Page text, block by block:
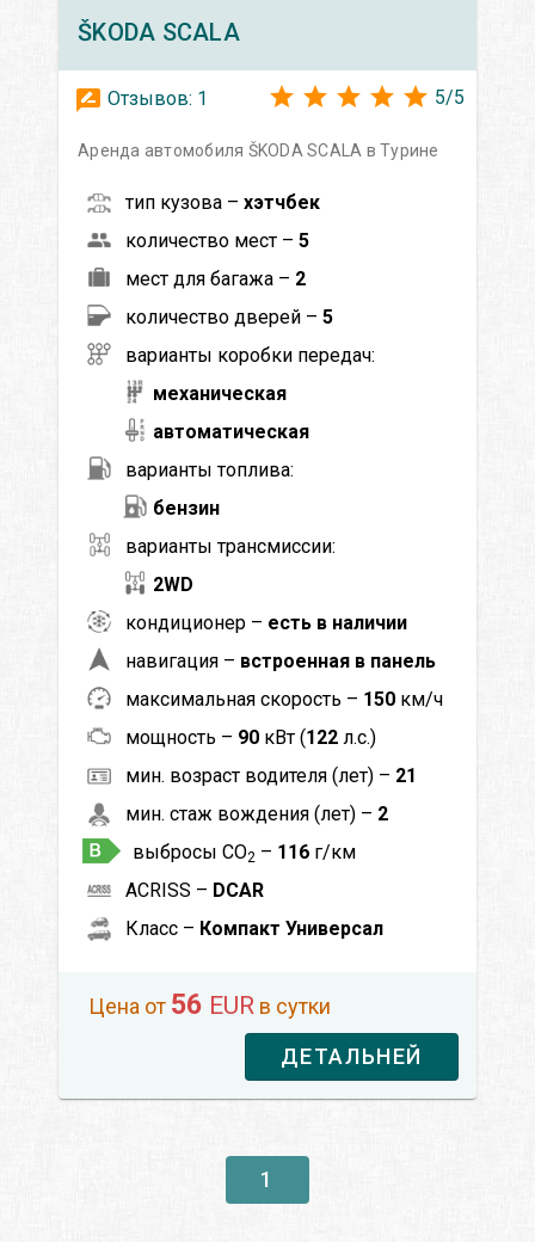
ŠKODA SCALA
Отзывов: 1 5/5
Аренда автомобиля ŠKODA SCALA в Турине
тип кузова – хэтчбек
количество мест – 5
мест для багажа – 2
количество дверей – 5
варианты коробки передач:
механическая
автоматическая
варианты топлива:
бензин
варианты трансмиссии:
2WD
кондиционер – есть в наличии
навигация – встроенная в панель
максимальная скорость – 150 км/ч
мощность – 90 кВт (122 л.с.)
мин. возраст водителя (лет) – 21
мин. стаж вождения (лет) – 2
выбросы CO2 – 116 г/км
ACRISS – DCAR
Класс – Компакт Универсал
Цена от 56 EUR в сутки
ДЕТАЛЬНЕЙ
1